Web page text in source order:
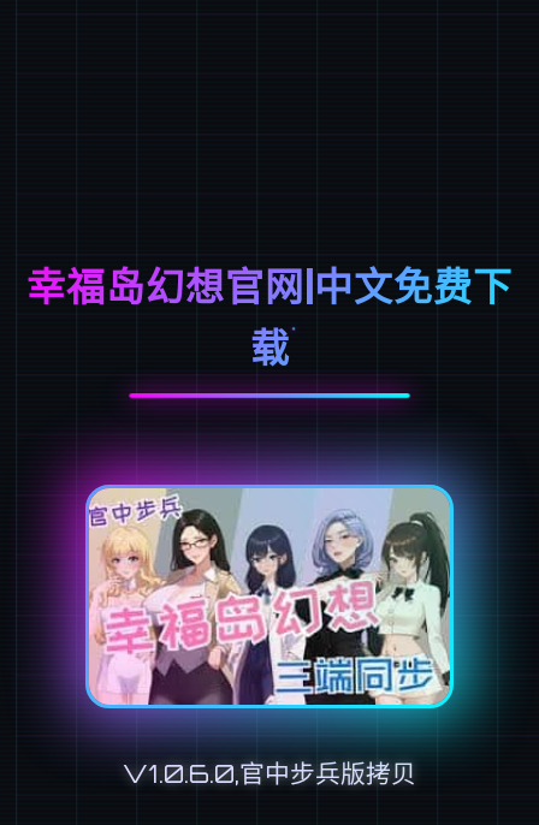
幸福岛幻想官网|中文免费下
载
V1.0.6.0,官中步兵版拷贝